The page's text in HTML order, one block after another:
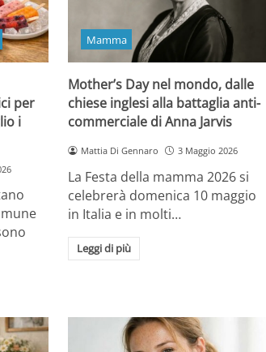
per
i
Mamma
Mother’s Day nel mondo, dalle
chiese inglesi alla battaglia anti-
commerciale di Anna Jarvis
Mattia Di Gennaro 3 Maggio 2026
La Festa della mamma 2026 si
celebrerà domenica 10 maggio
in Italia e in molti…
Leggi di più